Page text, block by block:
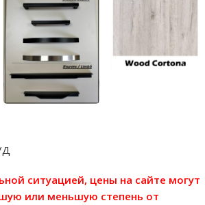
ситуацией, цены на сайте могут
или меньшую степень от